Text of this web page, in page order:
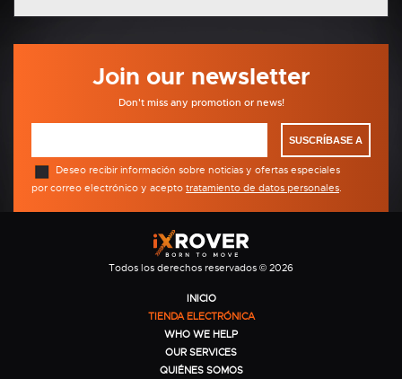
Join our newsletter
Don't miss any promotion or news!
SUSCRÍBASE A
Deseo recibir información sobre noticias y ofertas especiales
por correo electrónico y acepto tratamiento de datos personales.
Todos los derechos reservados © 2026
INICIO
TIENDA ELECTRÓNICA
WHO WE HELP
OUR SERVICES
QUIÉNES SOMOS